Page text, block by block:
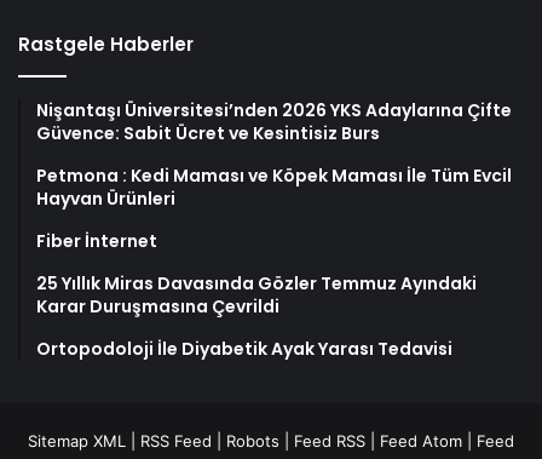
Rastgele Haberler
Nişantaşı Üniversitesi’nden 2026 YKS Adaylarına Çifte
Güvence: Sabit Ücret ve Kesintisiz Burs
Petmona : Kedi Maması ve Köpek Maması İle Tüm Evcil
Hayvan Ürünleri
Fiber İnternet
25 Yıllık Miras Davasında Gözler Temmuz Ayındaki
Karar Duruşmasına Çevrildi
Ortopodoloji İle Diyabetik Ayak Yarası Tedavisi
Sitemap XML RSS Feed Robots Feed RSS Feed Atom
Feed